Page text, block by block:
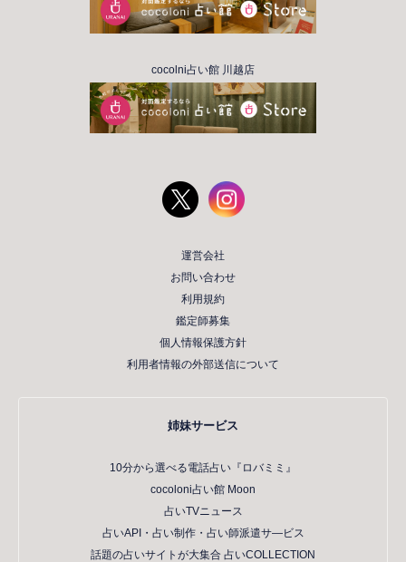
cocolni占い館 川越店
運営会社
お問い合わせ
利用規約
鑑定師募集
個人情報保護方針
利用者情報の外部送信について
姉妹サービス
10分から選べる電話占い『ロバミミ』
cocoloni占い館 Moon
占いTVニュース
占いAPI・占い制作・占い師派遣サ―ビス
話題の占いサイトが大集合 占いCOLLECTION